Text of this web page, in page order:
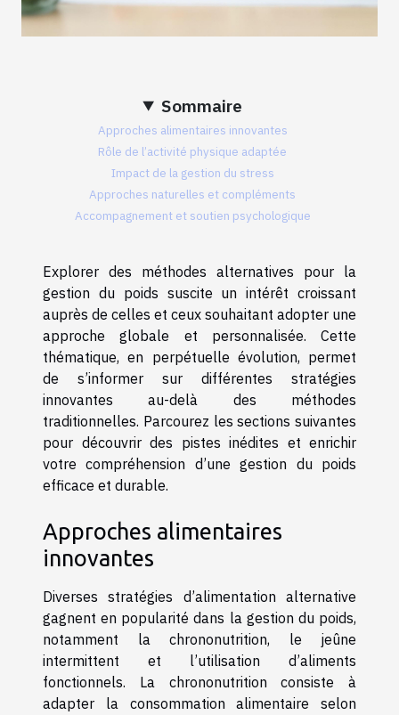
Sommaire
Approches alimentaires innovantes
Rôle de l’activité physique adaptée
Impact de la gestion du stress
Approches naturelles et compléments
Accompagnement et soutien psychologique
Explorer des méthodes alternatives pour la
gestion du poids suscite un intérêt croissant
auprès de celles et ceux souhaitant adopter une
approche globale et personnalisée. Cette
thématique, en perpétuelle évolution, permet
de s’informer sur différentes stratégies
innovantes au-delà des méthodes
traditionnelles. Parcourez les sections suivantes
pour découvrir des pistes inédites et enrichir
votre compréhension d’une gestion du poids
efficace et durable.
Approches alimentaires
innovantes
Diverses stratégies d’alimentation alternative
gagnent en popularité dans la gestion du poids,
notamment la chrononutrition, le jeûne
intermittent et l’utilisation d’aliments
fonctionnels. La chrononutrition consiste à
adapter la consommation alimentaire selon